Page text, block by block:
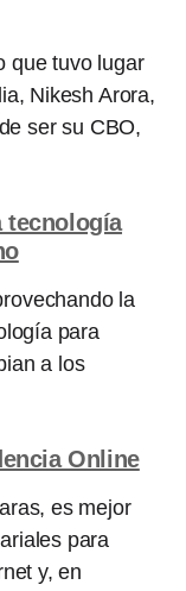
que tuvo lugar
Nikesh Arora,
ser su CBO,
tecnología
la
para
a los
Online
es mejor
para
y, en